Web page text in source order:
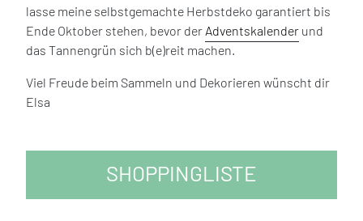
lasse meine selbstgemachte Herbstdeko garantiert bis
Ende Oktober stehen, bevor der Adventskalender und
das Tannengrün sich b(e)reit machen.
Viel Freude beim Sammeln und Dekorieren wünscht dir
Elsa
SHOPPINGLISTE